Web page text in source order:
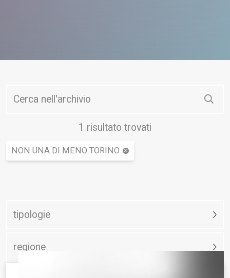
1 risultato trovati
NON UNA DI MENO TORINO
tipologie
regione